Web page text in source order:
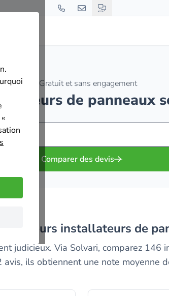
Gratuit et sans engagement
de panneaux
Comparer des devis
meilleurs installateurs de
judicieux. Via Solvari, comparez
avis, ils obtiennent une note moyenne